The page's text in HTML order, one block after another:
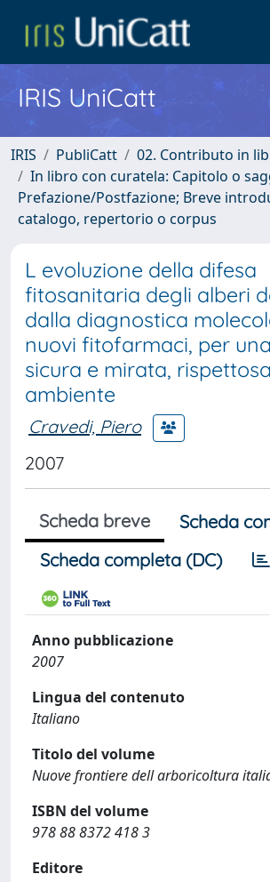
IRIS UniCatt
IRIS PubliCatt
02. Contributo in
In libro con curatela: Capitolo o
Prefazione/Postfazione; Breve
catalogo, repertorio o corpus
L evoluzione della difesa
fitosanitaria degli alberi
dalla diagnostica
nuovi fitofarmaci, per
sicura e mirata,
ambiente
Cravedi, Piero
2007
Scheda breve
Scheda
Scheda completa (DC)
Anno pubblicazione
2007
Lingua del contenuto
Italiano
Titolo del volume
Nuove frontiere dell arboricoltura
ISBN del volume
978 88 8372 418 3
Editore